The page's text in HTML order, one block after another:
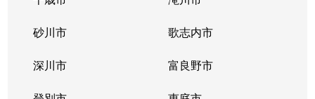
砂川市 歌志内市
深川市 富良野市